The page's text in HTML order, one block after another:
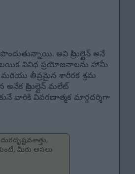
అవి సిట్రుల్లైన్ అనే
వివిధ ప్రయోజనాలను హామీ
తీవ్రమైన శారీరక శ్రమ
సిట్రుల్లైన్ మలేట్
వారికి వివరణాత్మక మార్గదర్శిగా
మీరు అసలు